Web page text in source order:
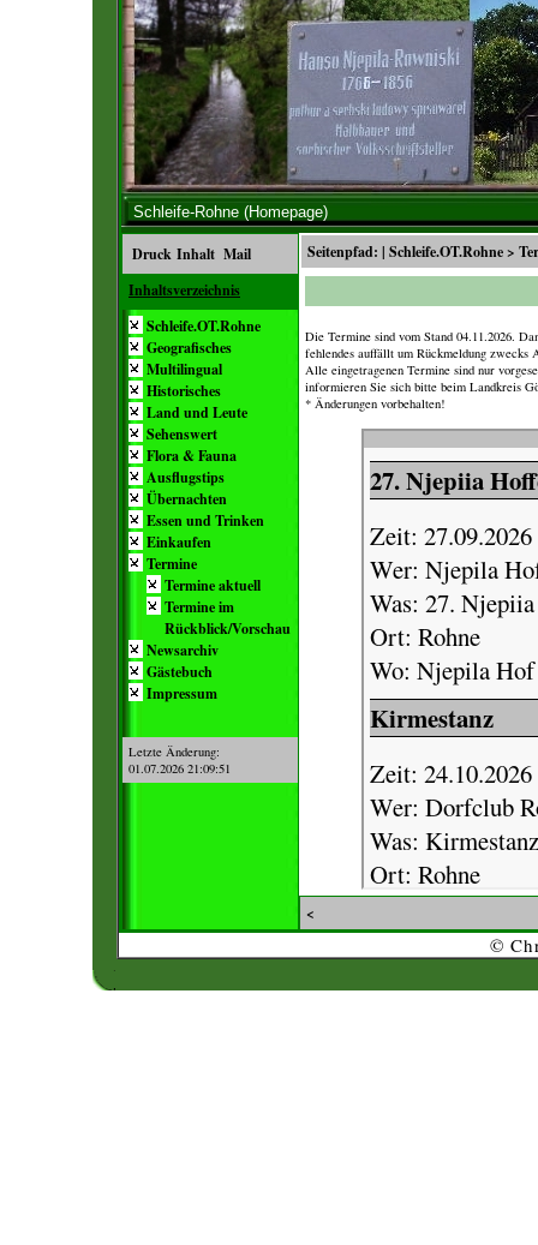
Schleife-Rohne (Homepage)
Druck Inhalt Mail
Inhaltsverzeichnis
Schleife.OT.Rohne
Geografisches
Multilingual
Historisches
Land und Leute
Sehenswert
Flora & Fauna
Ausflugstips
Übernachten
Essen und Trinken
Einkaufen
Termine
Termine aktuell
Termine im
Rückblick/Vorschau
Newsarchiv
Gästebuch
Impressum
Letzte Änderung:
01.07.2026 21:09:51
Seitenpfad: | Schleife.OT.Rohne>
Die Termine sind vom Stand 04.11.2026.
fehlendes auffällt um Rückmeldung
Alle eingetragenen Termine sind nur
informieren Sie sich bitte beim Landkreis
* Änderungen vorbehalten!
<
©